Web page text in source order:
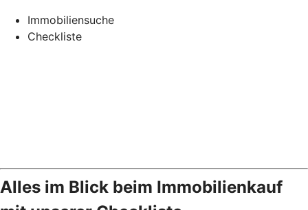
Immobiliensuche
Checkliste
Alles im Blick beim Immobilienkauf